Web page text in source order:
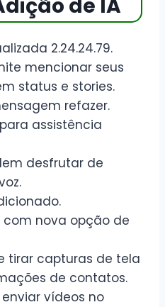
de IA
2.24.24.79.
mencionar seus
status e stories.
refazer.
assistência
desfrutar de
nova opção de
tirar capturas de tela
de contatos.
vídeos no